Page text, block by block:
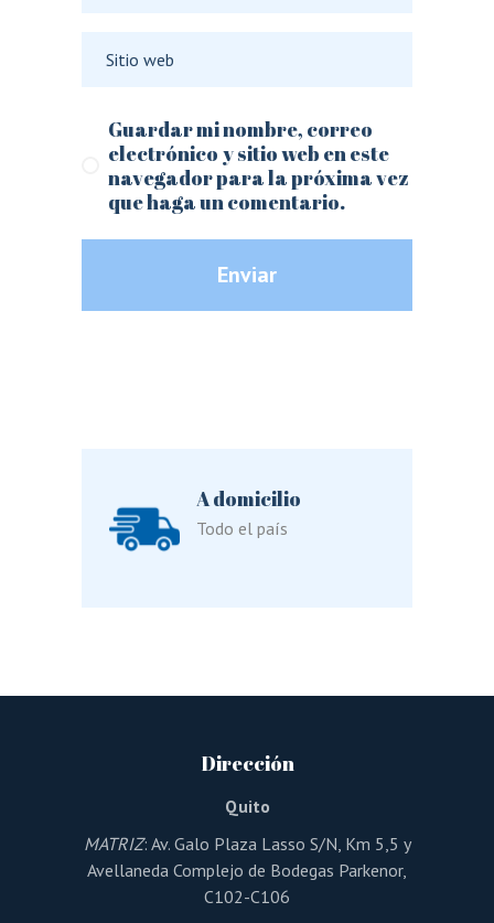
Guardar mi nombre, correo
electrónico y sitio web en este
navegador para la próxima vez
que haga un comentario.
Enviar
A domicilio
Todo el país
Dirección
Quito
MATRIZ: Av. Galo Plaza Lasso S/N, Km 5,5 y
Avellaneda Complejo de Bodegas Parkenor,
C102-C106